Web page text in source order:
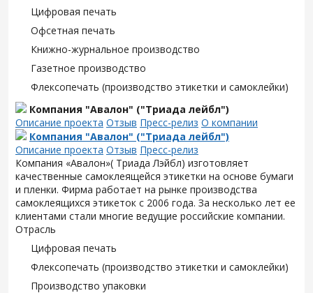
Цифровая печать
Офсетная печать
Книжно-журнальное производство
Газетное производство
Флексопечать (производство этикетки и самоклейки)
Компания "Авалон" ("Триада лейбл")
Описание проекта Отзыв Пресс-релиз О компании
Компания "Авалон" ("Триада лейбл")
Описание проекта Отзыв Пресс-релиз
Компания «Авалон»( Триада Лэйбл) изготовляет
качественные самоклеящейся этикетки на основе бумаги
и пленки. Фирма работает на рынке производства
самоклеящихся этикеток с 2006 года. За несколько лет ее
клиентами стали многие ведущие российские компании.
Отрасль
Цифровая печать
Флексопечать (производство этикетки и самоклейки)
Производство упаковки